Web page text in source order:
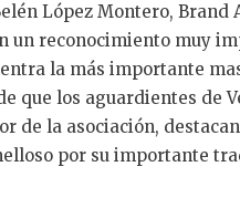
López Montero, Brand
un reconocimiento muy
la más importante
que los aguardientes de
de la asociación,
por su importante